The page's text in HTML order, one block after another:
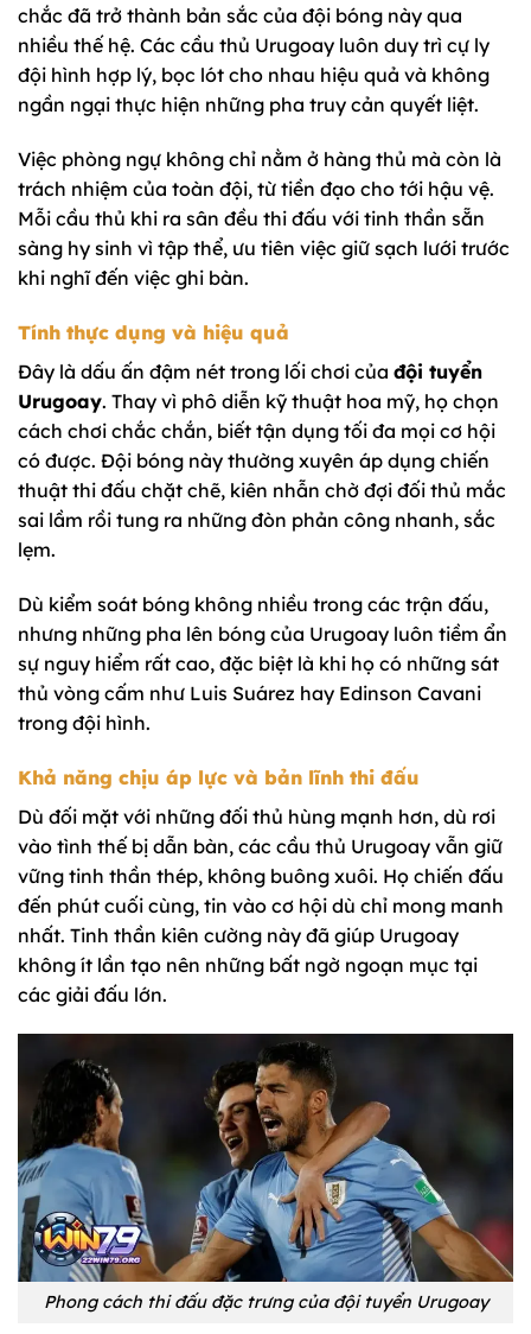
chắc đã trở thành bản sắc của đội bóng này qua
nhiều thế hệ. Các cầu thủ Urugoay luôn duy trì cự ly
đội hình hợp lý, bọc lót cho nhau hiệu quả và không
ngần ngại thực hiện những pha truy cản quyết liệt.
Việc phòng ngự không chỉ nằm ở hàng thủ mà còn là
trách nhiệm của toàn đội, từ tiền đạo cho tới hậu vệ.
Mỗi cầu thủ khi ra sân đều thi đấu với tinh thần sẵn
sàng hy sinh vì tập thể, ưu tiên việc giữ sạch lưới trước
khi nghĩ đến việc ghi bàn.
Tính thực dụng và hiệu quả
Đây là dấu ấn đậm nét trong lối chơi của đội tuyển
Urugoay. Thay vì phô diễn kỹ thuật hoa mỹ, họ chọn
cách chơi chắc chắn, biết tận dụng tối đa mọi cơ hội
có được. Đội bóng này thường xuyên áp dụng chiến
thuật thi đấu chặt chẽ, kiên nhẫn chờ đợi đối thủ mắc
sai lầm rồi tung ra những đòn phản công nhanh, sắc
lẹm.
Dù kiểm soát bóng không nhiều trong các trận đấu,
nhưng những pha lên bóng của Urugoay luôn tiềm ẩn
sự nguy hiểm rất cao, đặc biệt là khi họ có những sát
thủ vòng cấm như Luis Suárez hay Edinson Cavani
trong đội hình.
Khả năng chịu áp lực và bản lĩnh thi đấu
Dù đối mặt với những đối thủ hùng mạnh hơn, dù rơi
vào tình thế bị dẫn bàn, các cầu thủ Urugoay vẫn giữ
vững tinh thần thép, không buông xuôi. Họ chiến đấu
đến phút cuối cùng, tin vào cơ hội dù chỉ mong manh
nhất. Tinh thần kiên cường này đã giúp Urugoay
không ít lần tạo nên những bất ngờ ngoạn mục tại
các giải đấu lớn.
Phong cách thi đấu đặc trưng của đội tuyển Urugoay